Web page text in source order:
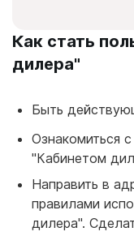
Как стать
дилера"
Быть
Ознакомиться
"Кабинетом
Направить в
правилами
дилера".